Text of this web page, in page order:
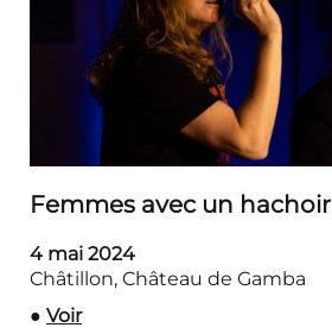
Femmes avec un hachoir
4 mai 2024
Châtillon, Château de Gamba
● Voir